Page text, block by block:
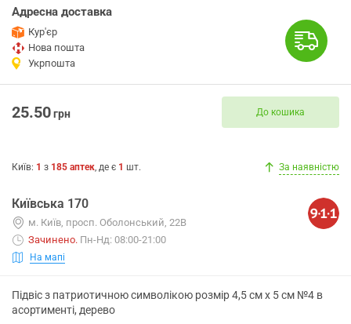
Адресна доставка
Кур'єр
Нова пошта
Укрпошта
25.50грн До кошика
Київ: 1 з 185 аптек, де є 1 шт. За наявністю
Київська 170
м. Київ, просп. Оболонський, 22В
Зачинено. Пн-Нд: 08:00-21:00
На мапі
Підвіс з патриотичною символікою розмір 4,5 см х 5 см №4 в
асортименті, дерево